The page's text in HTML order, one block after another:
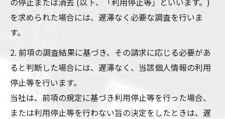
を求められた場合には、遅滞なく必要な調査を行いま
す。
2. 前項の調査結果に基づき、その請求に応じる必要があ
ると判断した場合には、遅滞なく、当該個人情報の利用
停止等を行います。
当社は、前項の規定に基づき利用停止等を行った場合、
または利用停止等を行わない旨の決定をしたときは、遅